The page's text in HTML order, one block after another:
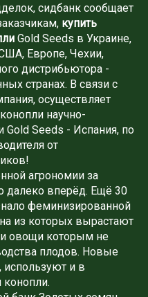
сидбанк сообщает
купить
Gold Seeds в Украине,
Европе, Чехии,
дистрибьютора -
странах. В связи с
осуществляет
научно-
Gold Seeds - Испания, по
от
агрономии за
далеко вперёд. Ещё 30
феминизированной
из которых вырастают
овощи которым не
плодов. Новые
используют и в